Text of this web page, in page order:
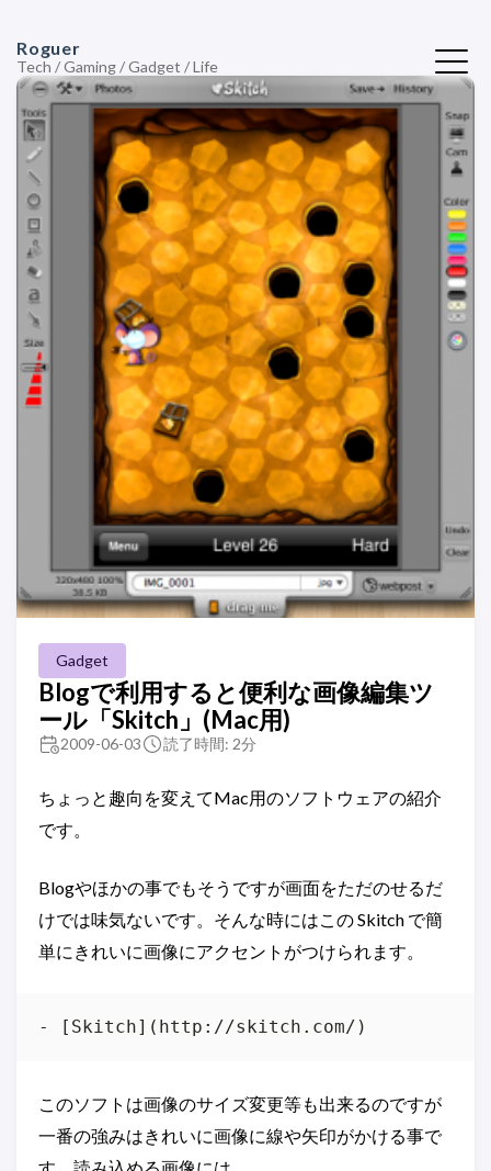
Roguer
Tech / Gaming / Gadget / Life
Gadget
Blogで利用すると便利な画像編集ツ
ール「Skitch」(Mac用)
2009-06-03 読了時間: 2分
ちょっと趣向を変えてMac用のソフトウェアの紹介
です。
Blogやほかの事でもそうですが画面をただのせるだ
けでは味気ないです。そんな時にはこの Skitch で簡
単にきれいに画像にアクセントがつけられます。
このソフトは画像のサイズ変更等も出来るのですが
一番の強みはきれいに画像に線や矢印がかける事で
す。読み込める画像には